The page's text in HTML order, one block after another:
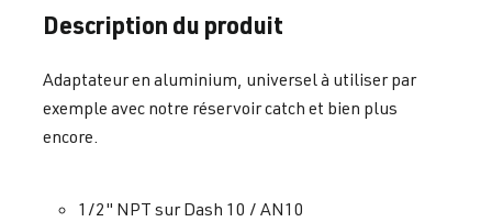
Description du produit
Adaptateur en aluminium, universel à utiliser par
exemple avec notre réservoir catch et bien plus
encore.
1/2" NPT sur Dash 10 / AN10